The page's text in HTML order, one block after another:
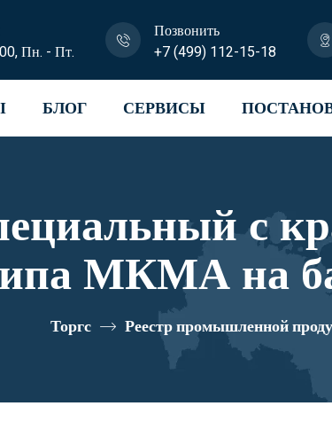
Пн. - Пт.
Позвонить
+7 (499) 112-15-18
БЛОГ СЕРВИСЫ
с
МКМА на
41К16N-Z070
10335082
Торгс Реестр промышленной